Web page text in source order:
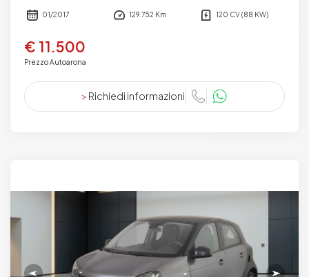
01/2017 129.752 Km 120 CV (88 KW)
€ 11.500
Prezzo Autoarona
> Richiedi informazioni